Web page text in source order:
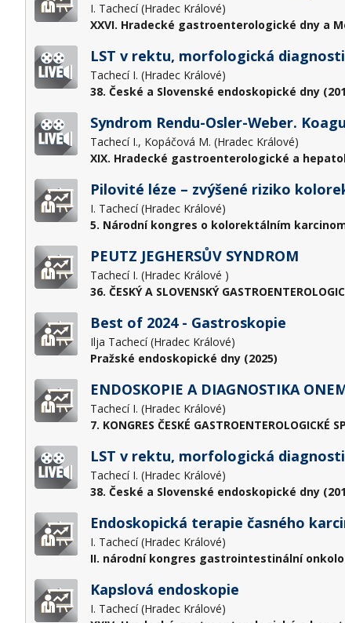
I. Tachecí (Hradec Králové)
XXVI. Hradecké gastroenterologické dny a
LST v rektu, morfologická
Tachecí I. (Hradec Králové)
38. České a Slovenské endoskopické dny
Syndrom Rendu-Osler-Weber.
Tachecí I., Kopáčová M. (Hradec Králové)
XIX. Hradecké gastroenterologické a
Pilovité léze – zvýšené riziko
I. Tachecí (Hradec Králové)
5. Národní kongres o kolorektálním
PEUTZ JEGHERSŮV SYNDROM
Tachecí I. (Hradec Králové )
36. ČESKÝ A SLOVENSKÝ
Best of 2024 - Gastroskopie
Ilja Tachecí (Hradec Králové)
Pražské endoskopické dny (2025)
ENDOSKOPIE A DIAGNOSTIKA
Tachecí I. (Hradec Králové)
7. KONGRES ČESKÉ GASTROENTEROLOGICKÉ
LST v rektu, morfologická
Tachecí I. (Hradec Králové)
38. České a Slovenské endoskopické dny
Endoskopická terapie časného
I. Tachecí (Hradec Králové)
II. národní kongres gastrointestinální
Kapslová endoskopie
I. Tachecí (Hradec Králové)